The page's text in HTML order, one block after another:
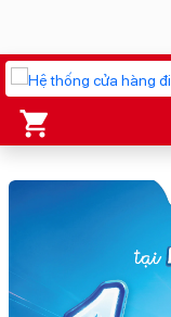
iPhone 17
AirTag 2 Mới
AirPods 4